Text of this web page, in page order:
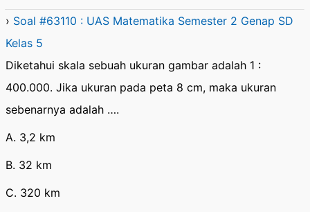
› Soal #63110 : UAS Matematika Semester 2 Genap SD
Kelas 5
Diketahui skala sebuah ukuran gambar adalah 1 :
400.000. Jika ukuran pada peta 8 cm, maka ukuran
sebenarnya adalah ….
A. 3,2 km
B. 32 km
C. 320 km